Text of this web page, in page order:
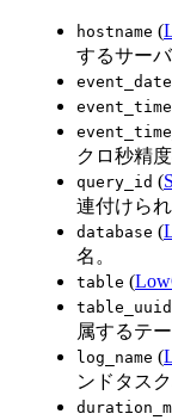
hostname (
するサー
event_date
event_time
クロ秒精
query_id (
連付けら
database (
名。
table (
table_uuid
属するテ
log_name (
ンドタスク